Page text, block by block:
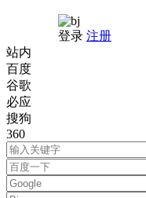
登录 注册
站内
百度
谷歌
必应
搜狗
360